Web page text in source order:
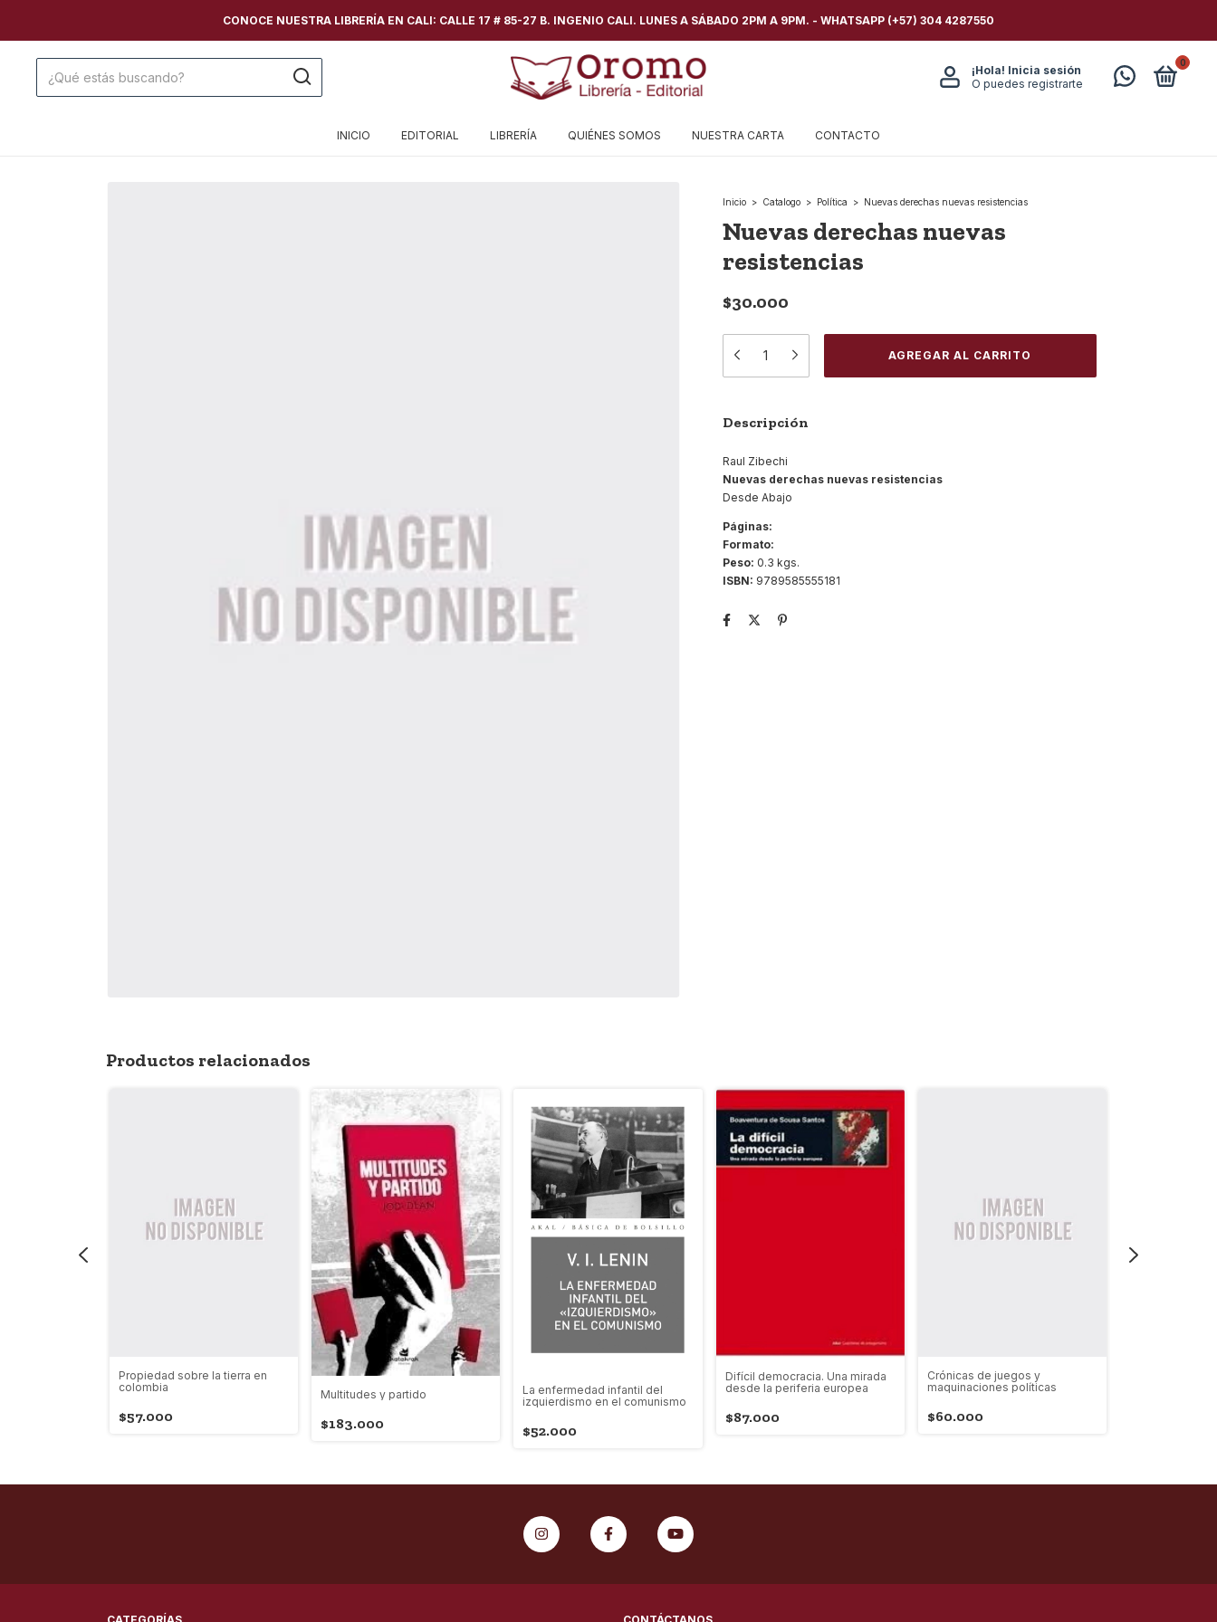
CONOCE NUESTRA LIBRERÍA EN CALI: CALLE 17 # 85-27 B. INGENIO CALI. LUNES A SÁBADO 2PM A 9PM. - WHATSAPP (+57) 304 4287550
¡Hola! Inicia sesión
O puedes registrarte
0
INICIO EDITORIAL LIBRERÍA QUIÉNES SOMOS NUESTRA CARTA CONTACTO
Inicio > Catalogo > Política > Nuevas derechas nuevas resistencias
Nuevas derechas nuevas
resistencias
$30.000
Descripción
Raul Zibechi
Nuevas derechas nuevas resistencias
Desde Abajo
Páginas:
Formato:
Peso: 0.3 kgs.
ISBN: 9789585555181
Productos relacionados
Propiedad sobre la tierra en
colombia
$57.000
Multitudes y partido
$183.000
La enfermedad infantil del
izquierdismo en el comunismo
$52.000
Difícil democracia. Una mirada
desde la periferia europea
$87.000
Crónicas de juegos y
maquinaciones políticas
$60.000